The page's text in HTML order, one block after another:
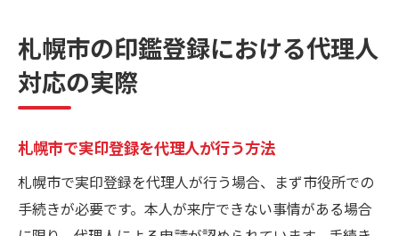
札幌市の印鑑登録における代理人
対応の実際
札幌市で実印登録を代理人が行う方法
札幌市で実印登録を代理人が行う場合、まず市役所での
手続きが必要です。本人が来庁できない事情がある場合